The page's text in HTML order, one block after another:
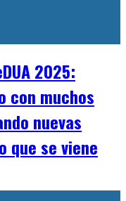
2025:
con muchos
nuevas
que se viene